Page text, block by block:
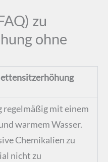
zu
ohne
regelmäßig mit einem
warmem Wasser.
Chemikalien zu
nicht zu